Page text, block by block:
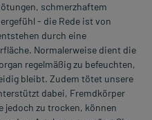
schmerzhaftem
- die Rede ist von
durch eine
Normalerweise dient die
regelmäßig zu befeuchten,
bleibt. Zudem tötet unsere
dabei, Fremdkörper
jedoch zu trocken, können